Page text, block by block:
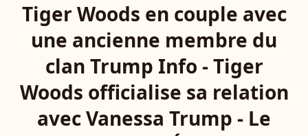
Tiger Woods en couple avec
une ancienne membre du
clan Trump Info - Tiger
Woods officialise sa relation
avec Vanessa Trump - Le